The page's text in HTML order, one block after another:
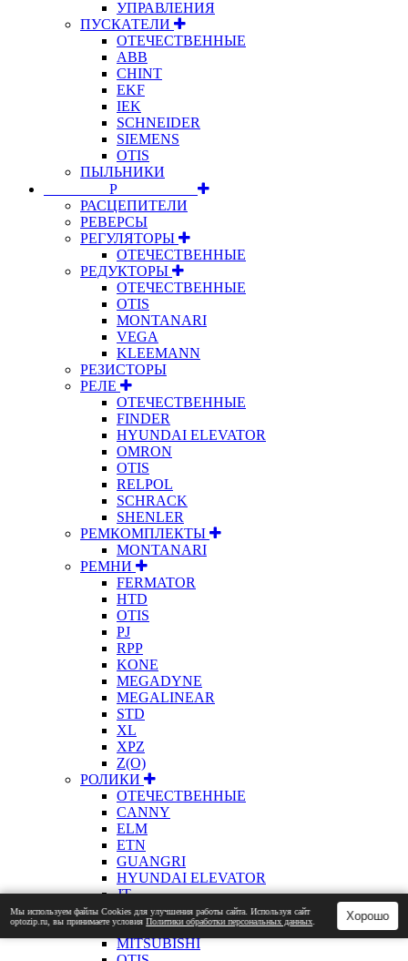
УПРАВЛЕНИЯ
ПУСКАТЕЛИ
ОТЕЧЕСТВЕННЫЕ
ABB
CHINT
EKF
IEK
SCHNEIDER
SIEMENS
OTIS
ПЫЛЬНИКИ
⠀⠀⠀⠀⠀⠀Р⠀⠀⠀⠀⠀⠀⠀
РАСЦЕПИТЕЛИ
РЕВЕРСЫ
РЕГУЛЯТОРЫ
ОТЕЧЕСТВЕННЫЕ
РЕДУКТОРЫ
ОТЕЧЕСТВЕННЫЕ
OTIS
MONTANARI
VEGA
KLEEMANN
РЕЗИСТОРЫ
РЕЛЕ
ОТЕЧЕСТВЕННЫЕ
FINDER
HYUNDAI ELEVATOR
OMRON
OTIS
RELPOL
SCHRACK
SHENLER
РЕМКОМПЛЕКТЫ
MONTANARI
РЕМНИ
FERMATOR
HTD
OTIS
PJ
RPP
KONE
MEGADYNE
MEGALINEAR
STD
XL
XPZ
Z(О)
РОЛИКИ
ОТЕЧЕСТВЕННЫЕ
CANNY
ELM
ETN
GUANGRI
HYUNDAI ELEVATOR
JT
KONE
ЛАТРЭС
MITSUBISHI
Мы используем файлы Сookies для улучшения работы сайта. Используя сайт
optozip.ru, вы принимаете условияПолитики обработки персональных данных Хорошо